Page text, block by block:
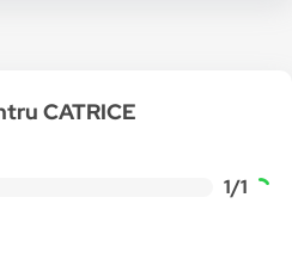
CATRICE
1/1